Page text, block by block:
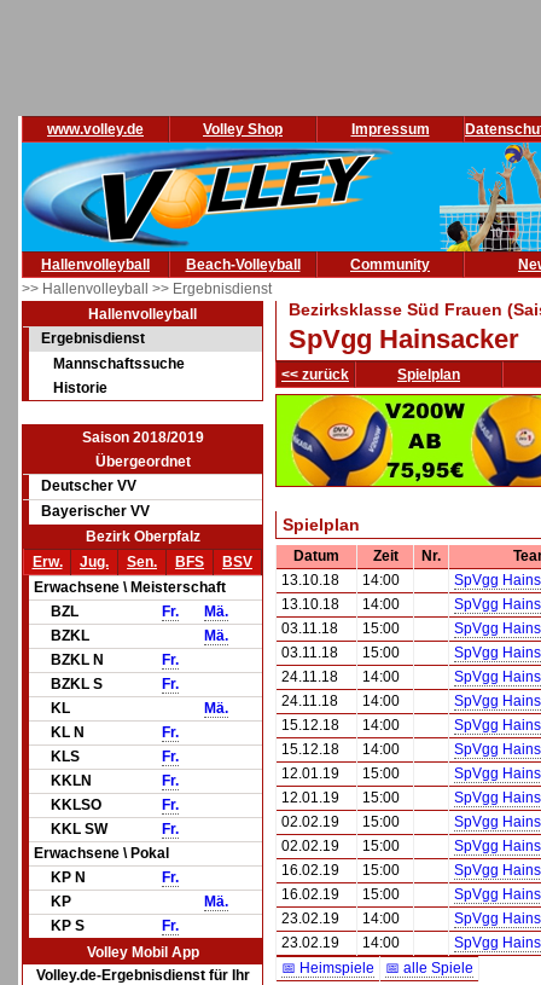
www.volley.de Volley Shop Impressum
Hallenvolleyball Beach-Volleyball Community
>> Hallenvolleyball >> Ergebnisdienst
Hallenvolleyball
Ergebnisdienst
Mannschaftssuche
Historie
Saison 2018/2019
Übergeordnet
Deutscher VV
Bayerischer VV
Bezirk Oberpfalz
Erw.
Jug. Sen. BFS
BSV
Erwachsene \ Meisterschaft
BZL
Fr.
Mä.
BZKL
Mä.
BZKL N
Fr.
BZKL S
Fr.
KL
Mä.
KL N
Fr.
KLS
Fr.
KKLN
Fr.
KKLSO
Fr.
KKL SW
Fr.
Erwachsene \ Pokal
KP N
Fr.
KP
Mä.
KP S
Fr.
Volley Mobil App
Volley.de-Ergebnisdienst für Ihr
Bezirksklasse Süd Frauen
SpVgg Hainsacker
<< zurück Spielplan
Spielplan
Datum Zeit Nr.
13.10.18
14:00
SpVgg
13.10.18
14:00
SpVgg
03.11.18
15:00
SpVgg
03.11.18
15:00
SpVgg
24.11.18
14:00
SpVgg
24.11.18
14:00
SpVgg
15.12.18
14:00
SpVgg
15.12.18
14:00
SpVgg
12.01.19
15:00
SpVgg
12.01.19
15:00
SpVgg
02.02.19
15:00
SpVgg
02.02.19
15:00
SpVgg
16.02.19
15:00
SpVgg
16.02.19
15:00
SpVgg
23.02.19
14:00
SpVgg
23.02.19
14:00
SpVgg
📅 Heimspiele
📅 alle Spiele